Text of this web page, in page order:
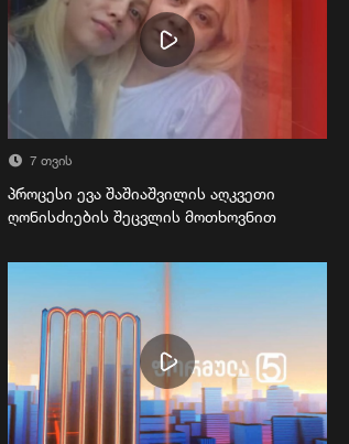
7 თვის
პროცესი ევა შაშიაშვილის აღკვეთი
ღონისძიების შეცვლის მოთხოვნით